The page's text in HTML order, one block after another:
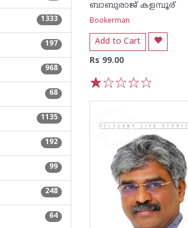
1333
197
968
68
1135
192
99
248
64
ബാബുരാജ് കളമ്പൂര്
Bookerman
Add to Cart
Rs 99.00